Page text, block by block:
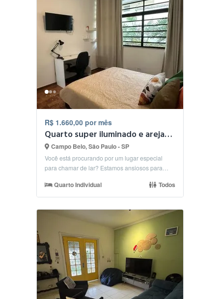
R$ 1.660,00 por mês
Quarto super iluminado e arejado - Metro Brooklin
Campo Belo, São Paulo - SP
Você está procurando por um lugar especial
para chamar de lar? Estamos ansiosos para
Quarto Individual Todos